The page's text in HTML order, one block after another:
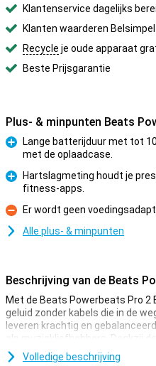
Klantenservice dagelijks
Klanten waarderen
Recycle je oude apparaat
Beste Prijsgarantie
Plus- & minpunten Beats
Pluspunt
Lange batterijduur met tot
met de oplaadcase.
Pluspunt
Hartslagmeting houdt je
fitness-apps.
Minpunt
Er wordt geen
Alle plus- & minpunten
Beschrijving van de Beats
Met de Beats Powerbeats Pro
geluid zonder kabels die in de
leveren krachtig en
als muziekliefhebbers. Dankzij
stevig op hun plek, zelfs tijdens
Volledige beschrijving